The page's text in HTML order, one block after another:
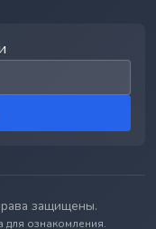
защищены.
для ознакомления.